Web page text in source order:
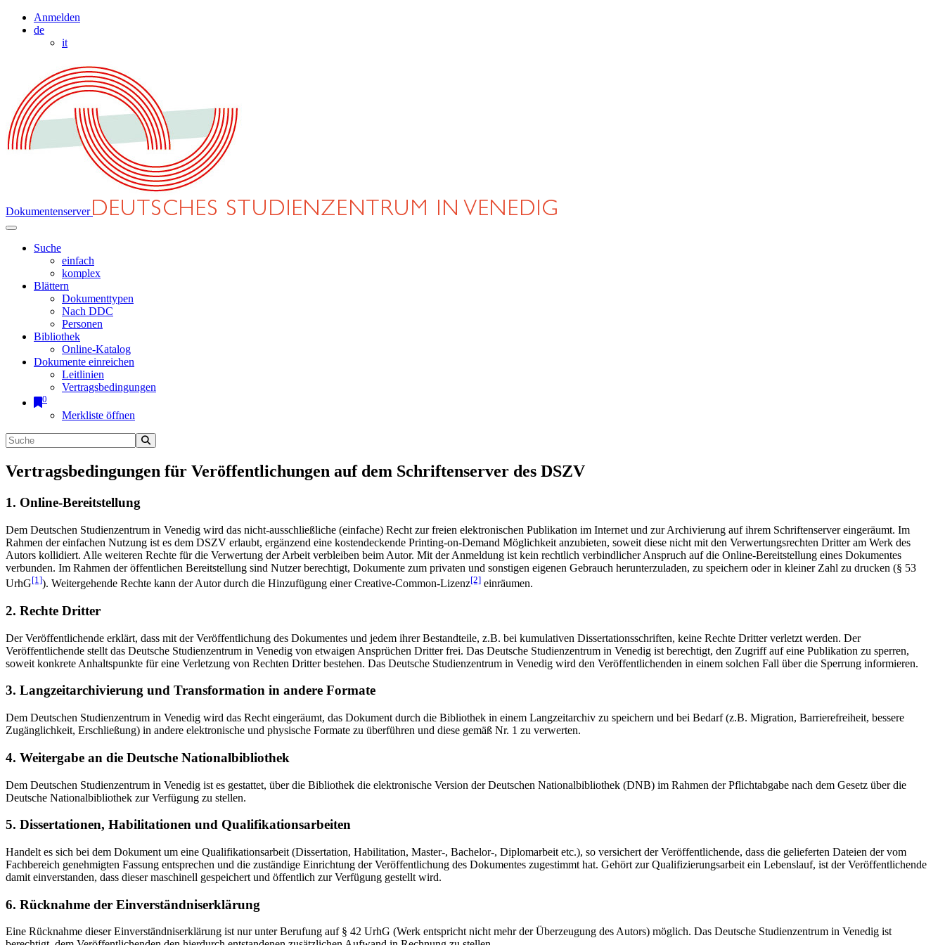
Anmelden
de
it
Dokumentenserver
Suche
einfach
komplex
Blättern
Dokumenttypen
Nach DDC
Personen
Bibliothek
Online-Katalog
Dokumente einreichen
Leitlinien
Vertragsbedingungen
0
Merkliste öffnen
Vertragsbedingungen für Veröffentlichungen auf dem Schriftenserver des DSZV
1. Online-Bereitstellung
Dem Deutschen Studienzentrum in Venedig wird das nicht-ausschließliche (einfache) Recht zur freien elektronischen Publikation im Internet und zur Archivierung auf ihrem Schriftenserver eingeräumt. Im
Rahmen der einfachen Nutzung ist es dem DSZV erlaubt, ergänzend eine kostendeckende Printing-on-Demand Möglichkeit anzubieten, soweit diese nicht mit den Verwertungsrechten Dritter am Werk des
Autors kollidiert. Alle weiteren Rechte für die Verwertung der Arbeit verbleiben beim Autor. Mit der Anmeldung ist kein rechtlich verbindlicher Anspruch auf die Online-Bereitstellung eines Dokumentes
verbunden. Im Rahmen der öffentlichen Bereitstellung sind Nutzer berechtigt, Dokumente zum privaten und sonstigen eigenen Gebrauch herunterzuladen, zu speichern oder in kleiner Zahl zu drucken (§ 53
UrhG[1]). Weitergehende Rechte kann der Autor durch die Hinzufügung einer Creative-Common-Lizenz[2] einräumen.
2. Rechte Dritter
Der Veröffentlichende erklärt, dass mit der Veröffentlichung des Dokumentes und jedem ihrer Bestandteile, z.B. bei kumulativen Dissertationsschriften, keine Rechte Dritter verletzt werden. Der
Veröffentlichende stellt das Deutsche Studienzentrum in Venedig von etwaigen Ansprüchen Dritter frei. Das Deutsche Studienzentrum in Venedig ist berechtigt, den Zugriff auf eine Publikation zu sperren,
soweit konkrete Anhaltspunkte für eine Verletzung von Rechten Dritter bestehen. Das Deutsche Studienzentrum in Venedig wird den Veröffentlichenden in einem solchen Fall über die Sperrung informieren.
3. Langzeitarchivierung und Transformation in andere Formate
Dem Deutschen Studienzentrum in Venedig wird das Recht eingeräumt, das Dokument durch die Bibliothek in einem Langzeitarchiv zu speichern und bei Bedarf (z.B. Migration, Barrierefreiheit, bessere
Zugänglichkeit, Erschließung) in andere elektronische und physische Formate zu überführen und diese gemäß Nr. 1 zu verwerten.
4. Weitergabe an die Deutsche Nationalbibliothek
Dem Deutschen Studienzentrum in Venedig ist es gestattet, über die Bibliothek die elektronische Version der Deutschen Nationalbibliothek (DNB) im Rahmen der Pflichtabgabe nach dem Gesetz über die
Deutsche Nationalbibliothek zur Verfügung zu stellen.
5. Dissertationen, Habilitationen und Qualifikationsarbeiten
Handelt es sich bei dem Dokument um eine Qualifikationsarbeit (Dissertation, Habilitation, Master-, Bachelor-, Diplomarbeit etc.), so versichert der Veröffentlichende, dass die gelieferten Dateien der vom
Fachbereich genehmigten Fassung entsprechen und die zuständige Einrichtung der Veröffentlichung des Dokumentes zugestimmt hat. Gehört zur Qualifizierungsarbeit ein Lebenslauf, ist der Veröffentlichende
damit einverstanden, dass dieser maschinell gespeichert und öffentlich zur Verfügung gestellt wird.
6. Rücknahme der Einverständniserklärung
Eine Rücknahme dieser Einverständniserklärung ist nur unter Berufung auf § 42 UrhG (Werk entspricht nicht mehr der Überzeugung des Autors) möglich. Das Deutsche Studienzentrum in Venedig ist